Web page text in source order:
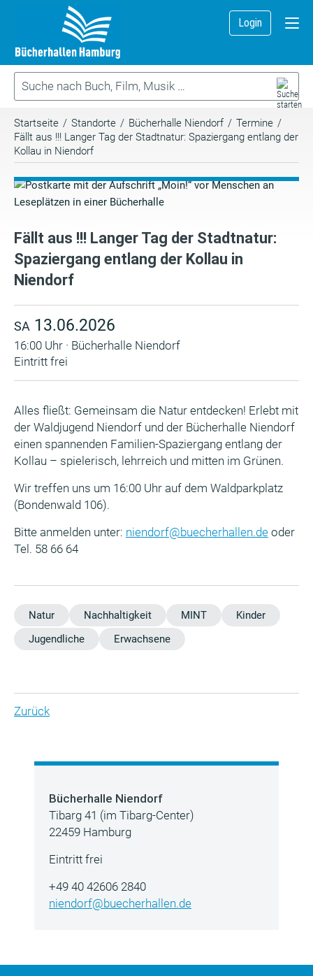
Login
Startseite / Standorte / Bücherhalle Niendorf / Termine /
Fällt aus !!! Langer Tag der Stadtnatur: Spaziergang entlang der
Kollau in Niendorf
Fällt aus !!! Langer Tag der Stadtnatur:
Spaziergang entlang der Kollau in
Niendorf
SA 13.06.2026
16:00 Uhr · Bücherhalle Niendorf
Eintritt frei
Alles fließt: Gemeinsam die Natur entdecken! Erlebt mit
der Waldjugend Niendorf und der Bücherhalle Niendorf
einen spannenden Familien-Spaziergang entlang der
Kollau – spielerisch, lehrreich und mitten im Grünen.
Wir treffen uns um 16:00 Uhr auf dem Waldparkplatz
(Bondenwald 106).
Bitte anmelden unter: niendorf@buecherhallen.de oder
Tel. 58 66 64
Natur Nachhaltigkeit MINT
Kinder
Jugendliche
Erwachsene
Zurück
Bücherhalle Niendorf
Tibarg 41 (im Tibarg-Center)
22459 Hamburg
Eintritt frei
+49 40 42606 2840
niendorf@buecherhallen.de